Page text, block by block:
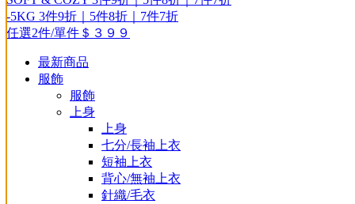
-5KG 3件9折｜5件8折｜7件7折
任選2件/單件＄３９９
最新商品
服飾
服飾
上身
上身
七分/長袖上衣
短袖上衣
背心/無袖上衣
針織/毛衣